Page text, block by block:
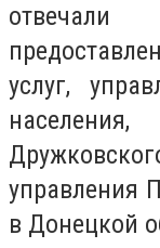
услуг,
управления
в Донецкой